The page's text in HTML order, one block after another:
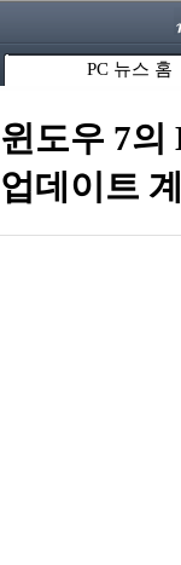
PC 뉴스 홈
윈도우 7의
업데이트